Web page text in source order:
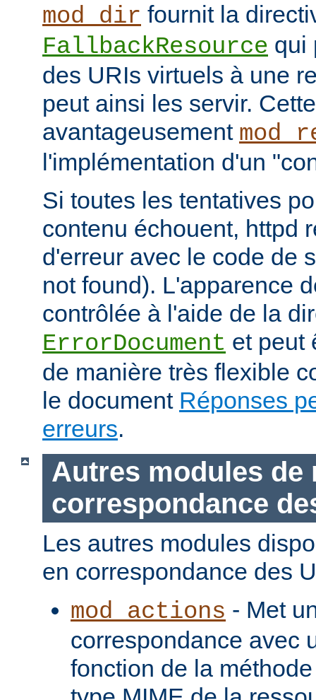
mod_dir fournit la
FallbackResource qui
des URIs virtuels à une
peut ainsi les servir.
avantageusement
l'implémentation d'un
Si toutes les tentatives
contenu échouent, httpd
d'erreur avec le code de
not found). L'apparence
contrôlée à l'aide de la
ErrorDocument et peut
de manière très flexible
le document Réponses
erreurs.
Autres modules de
correspondance
Les autres modules
en correspondance des
mod_actions - Met
correspondance avec
fonction de la